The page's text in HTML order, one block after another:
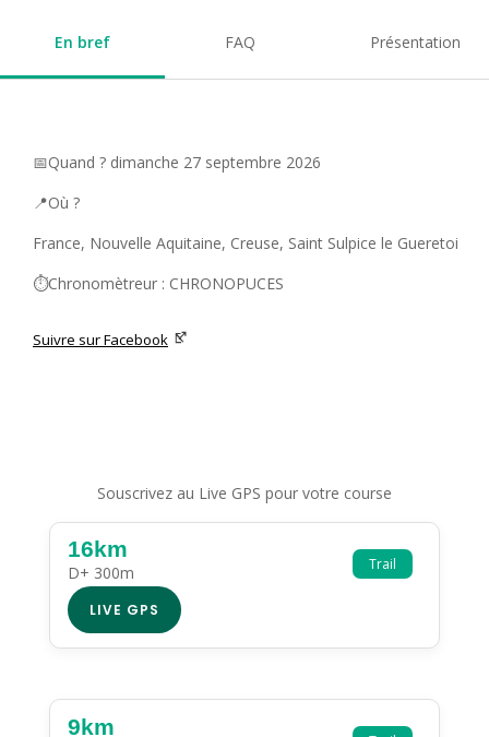
En bref FAQ Présentation
📅Quand ? dimanche 27 septembre 2026
📍Où ?
France, Nouvelle Aquitaine, Creuse, Saint Sulpice le Gueretoi
⏱️Chronomètreur : CHRONOPUCES
Suivre sur Facebook
Souscrivez au Live GPS pour votre course
Trail
16km
D+ 300m
LIVE GPS
9km